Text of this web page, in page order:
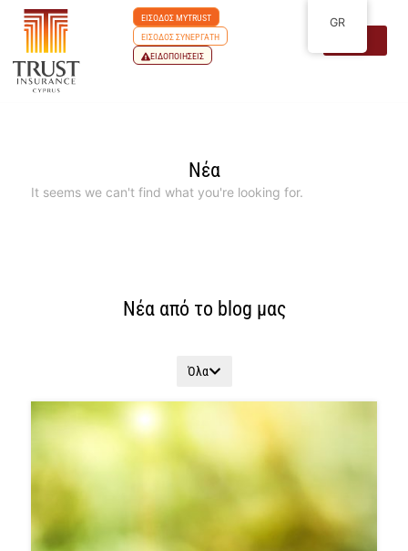
ΕΙΣΟΔΟΣ MYTRUST
ΕΙΣΟΔΟΣ ΣΥΝΕΡΓΑΤΗ
ΕΙΔΟΠΟΙΗΣΕΙΣ
Νέα
It seems we can't find what you're looking for.
Νέα από το blog μας
Όλα
GR